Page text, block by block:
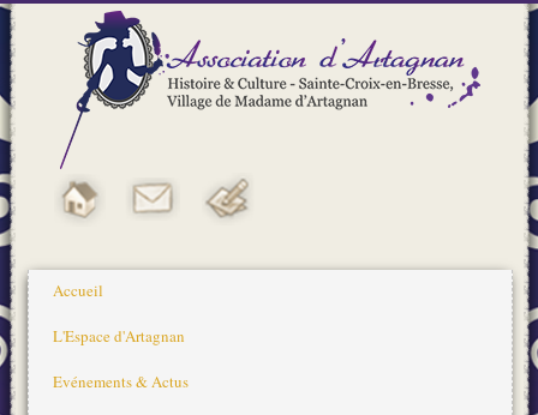
Accueil
L'Espace d'Artagnan
Evénements & Actus